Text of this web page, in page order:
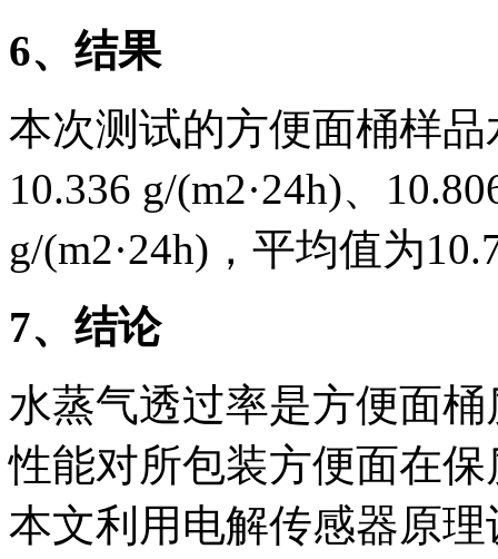
6、结果
本次测试的方便面桶样
10.336 g/(m2·24h)、
g/(m2·24h)，平均值为
7、结论
水蒸气透过率是方便面
性能对所包装方便面在
本文利用电解传感器原